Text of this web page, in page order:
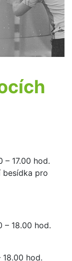
– 17.00 hod.
besídka pro
– 18.00 hod.
18.00 hod.